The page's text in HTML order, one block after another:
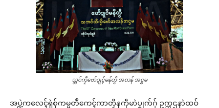
သ္ဘင်ကၠဳဗော်ဍုၚ်မန်တၟိ အလန် အဋ္ဌမ
အပ္ဍဲကလေၚ်ရုဲစှ်ကမ္မတဳကေၚ်ကာတၟိနကဵုမာဲပၞုက်ဂှ် ဥက္ကဌနာဲထဝ်